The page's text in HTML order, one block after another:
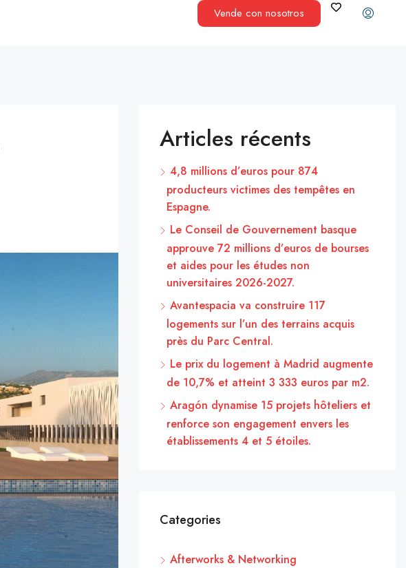
Vende con nosotros
Articles récents
4,8 millions d’euros pour 874
producteurs victimes des tempêtes en
Espagne.
Le Conseil de Gouvernement basque
approuve 72 millions d’euros de bourses
et aides pour les études non
universitaires 2026-2027.
Avantespacia va construire 117
logements sur l’un des terrains acquis
près du Parc Central.
Le prix du logement à Madrid augmente
de 10,7% et atteint 3 333 euros par m2.
Aragón dynamise 15 projets hôteliers et
renforce son engagement envers les
établissements 4 et 5 étoiles.
Categories
Afterworks & Networking